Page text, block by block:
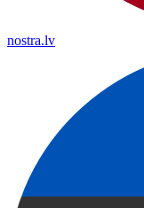
nostra.lv